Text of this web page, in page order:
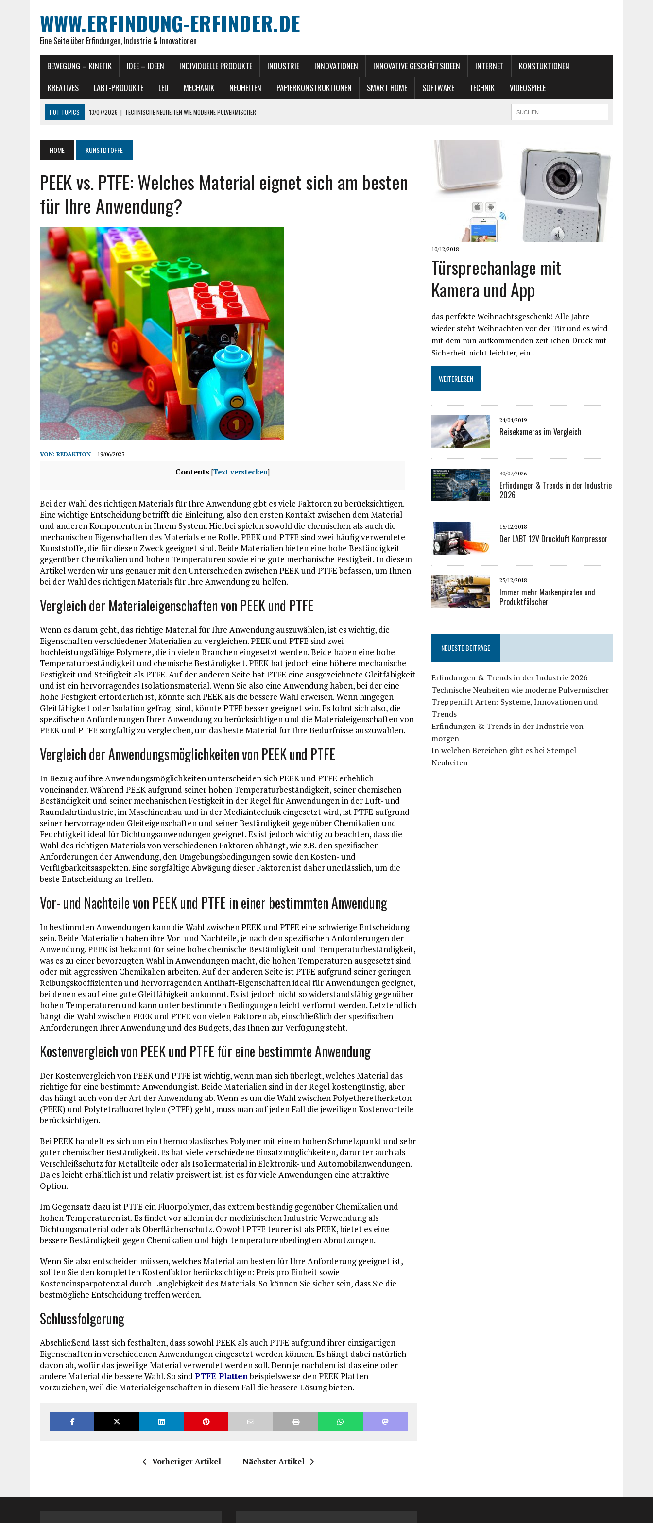
WWW.ERFINDUNG-ERFINDER.DE
Eine Seite über Erfindungen, Industrie & Innovationen
BEWEGUNG – KINETIK IDEE – IDEEN INDIVIDUELLE PRODUKTE INDUSTRIE INNOVATIONEN INNOVATIVE GESCHÄFTSIDEEN INTERNET
KONSTUKTIONEN
KREATIVES
LABT-PRODUKTE LED MECHANIK NEUHEITEN PAPIERKONSTRUKTIONEN SMART HOME SOFTWARE TECHNIK VIDEOSPIELE
HOT TOPICS 13/07/2026 | TECHNISCHE NEUHEITEN WIE MODERNE PULVERMISCHER
23/02/2025 | IN WELCHEN BEREICHEN GIBT ES BEI STEMPEL NEUHEITEN
30/07/2026
ERFINDUNGEN & TRENDS IN DER INDUSTRIE 2026
HOME KUNSTDTOFFE
PEEK vs. PTFE: Welches Material eignet sich am besten
für Ihre Anwendung?
VON: REDAKTION 19/06/2023
Contents [Text verstecken]
Bei der Wahl des richtigen Materials für Ihre Anwendung gibt es viele Faktoren zu berücksichtigen.
Eine wichtige Entscheidung betrifft die Einleitung, also den ersten Kontakt zwischen dem Material
und anderen Komponenten in Ihrem System. Hierbei spielen sowohl die chemischen als auch die
mechanischen Eigenschaften des Materials eine Rolle. PEEK und PTFE sind zwei häufig verwendete
Kunststoffe, die für diesen Zweck geeignet sind. Beide Materialien bieten eine hohe Beständigkeit
gegenüber Chemikalien und hohen Temperaturen sowie eine gute mechanische Festigkeit. In diesem
Artikel werden wir uns genauer mit den Unterschieden zwischen PEEK und PTFE befassen, um Ihnen
bei der Wahl des richtigen Materials für Ihre Anwendung zu helfen.
Vergleich der Materialeigenschaften von PEEK und PTFE
Wenn es darum geht, das richtige Material für Ihre Anwendung auszuwählen, ist es wichtig, die
Eigenschaften verschiedener Materialien zu vergleichen. PEEK und PTFE sind zwei
hochleistungsfähige Polymere, die in vielen Branchen eingesetzt werden. Beide haben eine hohe
Temperaturbeständigkeit und chemische Beständigkeit. PEEK hat jedoch eine höhere mechanische
Festigkeit und Steifigkeit als PTFE. Auf der anderen Seite hat PTFE eine ausgezeichnete Gleitfähigkeit
und ist ein hervorragendes Isolationsmaterial. Wenn Sie also eine Anwendung haben, bei der eine
hohe Festigkeit erforderlich ist, könnte sich PEEK als die bessere Wahl erweisen. Wenn hingegen
Gleitfähigkeit oder Isolation gefragt sind, könnte PTFE besser geeignet sein. Es lohnt sich also, die
spezifischen Anforderungen Ihrer Anwendung zu berücksichtigen und die Materialeigenschaften von
PEEK und PTFE sorgfältig zu vergleichen, um das beste Material für Ihre Bedürfnisse auszuwählen.
Vergleich der Anwendungsmöglichkeiten von PEEK und PTFE
In Bezug auf ihre Anwendungsmöglichkeiten unterscheiden sich PEEK und PTFE erheblich
voneinander. Während PEEK aufgrund seiner hohen Temperaturbeständigkeit, seiner chemischen
Beständigkeit und seiner mechanischen Festigkeit in der Regel für Anwendungen in der Luft- und
Raumfahrtindustrie, im Maschinenbau und in der Medizintechnik eingesetzt wird, ist PTFE aufgrund
seiner hervorragenden Gleiteigenschaften und seiner Beständigkeit gegenüber Chemikalien und
Feuchtigkeit ideal für Dichtungsanwendungen geeignet. Es ist jedoch wichtig zu beachten, dass die
Wahl des richtigen Materials von verschiedenen Faktoren abhängt, wie z.B. den spezifischen
Anforderungen der Anwendung, den Umgebungsbedingungen sowie den Kosten- und
Verfügbarkeitsaspekten. Eine sorgfältige Abwägung dieser Faktoren ist daher unerlässlich, um die
beste Entscheidung zu treffen.
Vor- und Nachteile von PEEK und PTFE in einer bestimmten Anwendung
In bestimmten Anwendungen kann die Wahl zwischen PEEK und PTFE eine schwierige Entscheidung
sein. Beide Materialien haben ihre Vor- und Nachteile, je nach den spezifischen Anforderungen der
Anwendung. PEEK ist bekannt für seine hohe chemische Beständigkeit und Temperaturbeständigkeit,
was es zu einer bevorzugten Wahl in Anwendungen macht, die hohen Temperaturen ausgesetzt sind
oder mit aggressiven Chemikalien arbeiten. Auf der anderen Seite ist PTFE aufgrund seiner geringen
Reibungskoeffizienten und hervorragenden Antihaft-Eigenschaften ideal für Anwendungen geeignet,
bei denen es auf eine gute Gleitfähigkeit ankommt. Es ist jedoch nicht so widerstandsfähig gegenüber
hohen Temperaturen und kann unter bestimmten Bedingungen leicht verformt werden. Letztendlich
hängt die Wahl zwischen PEEK und PTFE von vielen Faktoren ab, einschließlich der spezifischen
Anforderungen Ihrer Anwendung und des Budgets, das Ihnen zur Verfügung steht.
Kostenvergleich von PEEK und PTFE für eine bestimmte Anwendung
Der Kostenvergleich von PEEK und PTFE ist wichtig, wenn man sich überlegt, welches Material das
richtige für eine bestimmte Anwendung ist. Beide Materialien sind in der Regel kostengünstig, aber
das hängt auch von der Art der Anwendung ab. Wenn es um die Wahl zwischen Polyetheretherketon
(PEEK) und Polytetrafluorethylen (PTFE) geht, muss man auf jeden Fall die jeweiligen Kostenvorteile
berücksichtigen.
Bei PEEK handelt es sich um ein thermoplastisches Polymer mit einem hohen Schmelzpunkt und sehr
guter chemischer Beständigkeit. Es hat viele verschiedene Einsatzmöglichkeiten, darunter auch als
Verschleißschutz für Metallteile oder als Isoliermaterial in Elektronik- und Automobilanwendungen.
Da es leicht erhältlich ist und relativ preiswert ist, ist es für viele Anwendungen eine attraktive
Option.
Im Gegensatz dazu ist PTFE ein Fluorpolymer, das extrem beständig gegenüber Chemikalien und
hohen Temperaturen ist. Es findet vor allem in der medizinischen Industrie Verwendung als
Dichtungsmaterial oder als Oberflächenschutz. Obwohl PTFE teurer ist als PEEK, bietet es eine
bessere Beständigkeit gegen Chemikalien und high-temperaturenbedingten Abnutzungen.
Wenn Sie also entscheiden müssen, welches Material am besten für Ihre Anforderung geeignet ist,
sollten Sie den kompletten Kostenfaktor berücksichtigen: Preis pro Einheit sowie
Kosteneinsparpotenzial durch Langlebigkeit des Materials. So können Sie sicher sein, dass Sie die
bestmögliche Entscheidung treffen werden.
Schlussfolgerung
Abschließend lässt sich festhalten, dass sowohl PEEK als auch PTFE aufgrund ihrer einzigartigen
Eigenschaften in verschiedenen Anwendungen eingesetzt werden können. Es hängt dabei natürlich
davon ab, wofür das jeweilige Material verwendet werden soll. Denn je nachdem ist das eine oder
andere Material die bessere Wahl. So sind PTFE Plattenbeispielsweise den PEEK Platten
vorzuziehen, weil die Materialeigenschaften in diesem Fall die bessere Lösung bieten.
Vorheriger Artikel Nächster Artikel
10/12/2018
Türsprechanlage mit
Kamera und App
das perfekte Weihnachtsgeschenk! Alle Jahre
wieder steht Weihnachten vor der Tür und es wird
mit dem nun aufkommenden zeitlichen Druck mit
Sicherheit nicht leichter, ein…
WEITERLESEN
24/04/2019
Reisekameras im Vergleich
30/07/2026
Erfindungen & Trends in der Industrie
2026
15/12/2018
Der LABT 12V Druckluft Kompressor
25/12/2018
Immer mehr Markenpiraten und
Produktfälscher
NEUESTE BEITRÄGE
Erfindungen & Trends in der Industrie 2026
Technische Neuheiten wie moderne Pulvermischer
Treppenlift Arten: Systeme, Innovationen und
Trends
Erfindungen & Trends in der Industrie von
morgen
In welchen Bereichen gibt es bei Stempel
Neuheiten